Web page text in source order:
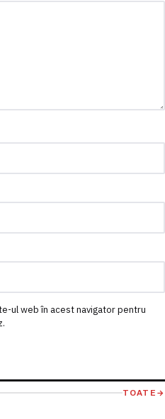
ul web în acest navigator pentru
TOATE →